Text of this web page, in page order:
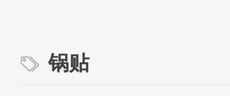
锅贴